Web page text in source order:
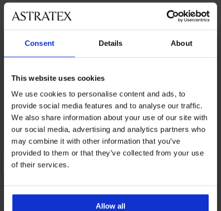
Consent Details About
This website uses cookies
We use cookies to personalise content and ads, to
provide social media features and to analyse our traffic.
We also share information about your use of our site with
our social media, advertising and analytics partners who
may combine it with other information that you’ve
provided to them or that they’ve collected from your use
of their services.
Allow all
Μπορεί να σας αρέσει